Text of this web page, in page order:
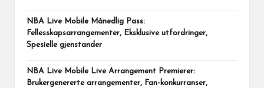
NBA Live Mobile Månedlig Pass:
Fellesskapsarrangementer, Eksklusive utfordringer,
Spesielle gjenstander
NBA Live Mobile Live Arrangement Premierer:
Brukergenererte arrangementer, Fan-konkurranser,